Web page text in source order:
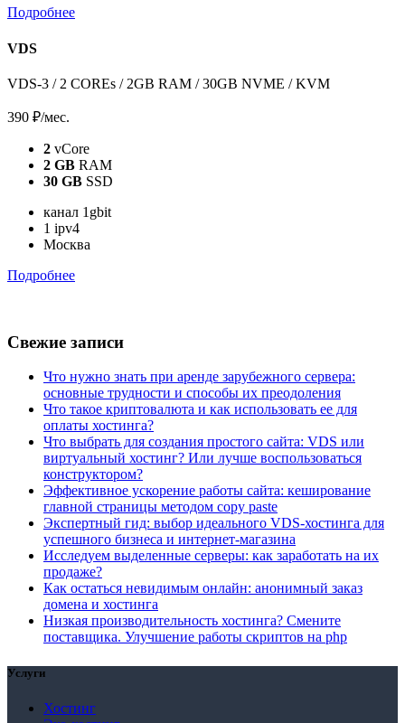
Подробнее
VDS
VDS-3 / 2 COREs / 2GB RAM / 30GB NVME / KVM
390 ₽/мес.
2 vCore
2 GB RAM
30 GB SSD
канал 1gbit
1 ipv4
Москва
Подробнее
Свежие записи
Что нужно знать при аренде зарубежного сервера:
основные трудности и способы их преодоления
Что такое криптовалюта и как использовать ее для
оплаты хостинга?
Что выбрать для создания простого сайта: VDS или
виртуальный хостинг? Или лучше воспользоваться
конструктором?
Эффективное ускорение работы сайта: кеширование
главной страницы методом copy paste
Экспертный гид: выбор идеального VDS-хостинга для
успешного бизнеса и интернет-магазина
Исследуем выделенные серверы: как заработать на их
продаже?
Как остаться невидимым онлайн: анонимный заказ
домена и хостинга
Низкая производительность хостинга? Смените
поставщика. Улучшение работы скриптов на php
Услуги
Хостинг